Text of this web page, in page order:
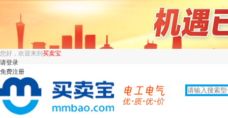
您好，欢迎来到 买卖宝
请登录
免费注册